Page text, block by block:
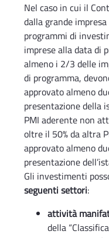
Nel caso in cui il
dalla grande
programmi di
imprese alla data di
almeno i 2/3 delle
di programma,
approvato almeno
presentazione della
PMI aderente non
oltre il 50% da altra
approvato almeno
presentazione
Gli investimenti
seguenti settori:
attività
della